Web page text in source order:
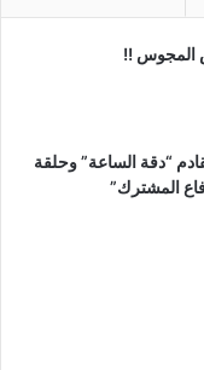
المجوس !!
“دقة الساعة” وحلقة
المشترك”